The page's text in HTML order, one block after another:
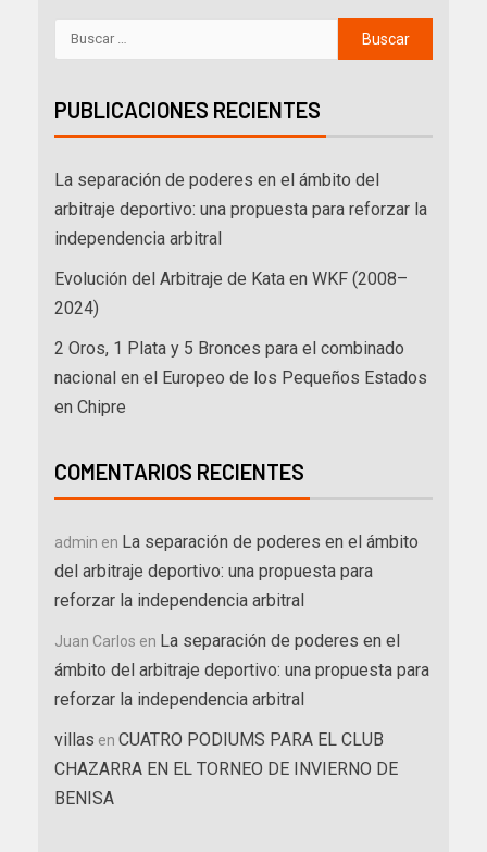
PUBLICACIONES RECIENTES
La separación de poderes en el ámbito del
arbitraje deportivo: una propuesta para reforzar la
independencia arbitral
Evolución del Arbitraje de Kata en WKF (2008–
2024)
2 Oros, 1 Plata y 5 Bronces para el combinado
nacional en el Europeo de los Pequeños Estados
en Chipre
COMENTARIOS RECIENTES
admin en La separación de poderes en el ámbito
del arbitraje deportivo: una propuesta para
reforzar la independencia arbitral
Juan Carlos en La separación de poderes en el
ámbito del arbitraje deportivo: una propuesta para
reforzar la independencia arbitral
villas en CUATRO PODIUMS PARA EL CLUB
CHAZARRA EN EL TORNEO DE INVIERNO DE
BENISA